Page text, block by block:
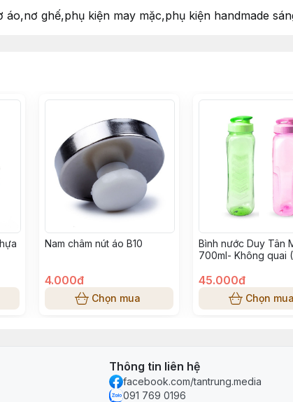
ghế,phụ kiện may mặc,phụ kiện handmade
Nam châm nút áo B10
4.000đ
Chọn mua
Bình nước Duy Tân
700ml- Không quai
45.000đ
Chọn mua
Thông tin liên hệ
facebook.com/tantrung.media
091 769 0196